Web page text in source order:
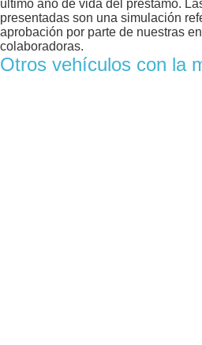
último año de vida del préstamo.
presentadas son una simulación
aprobación por parte de nuestras
colaboradoras.
Otros vehículos con la